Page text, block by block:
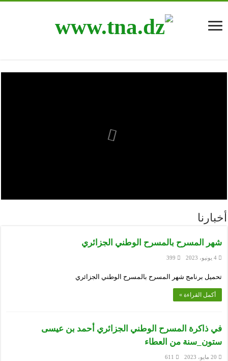
أخبارنا
شهر المسرح بالمسرح الوطني الجزائري
4 يونيو، 2023 399
تحميل برنامج شهر المسرح بالمسرح الوطني الجزائري
أكمل القراءة »
في ذاكرة المسرح الوطني الجزائري أحمد بن عيسى
ستون_سنة من العطاء
20 مايو، 2023 611